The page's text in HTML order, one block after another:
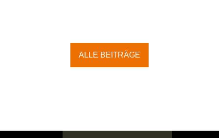
ALLE BEITRÄGE